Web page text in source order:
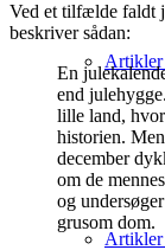
Artikler
Ved et tilfælde faldt
beskriver sådan:
En
end
lille land,
historien.
december
om de
og
grusom dom.